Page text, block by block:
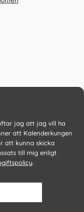
jag att jag vill ha
att Kalenderkungen
att kunna skicka
till mig enligt
.